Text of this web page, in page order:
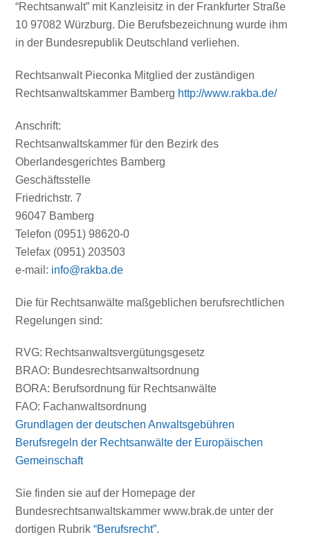
“Rechtsanwalt” mit Kanzleisitz in der Frankfurter Straße
10 97082 Würzburg. Die Berufsbezeichnung wurde ihm
in der Bundesrepublik Deutschland verliehen.
Rechtsanwalt Pieconka Mitglied der zuständigen
Rechtsanwaltskammer Bamberg http://www.rakba.de/
Anschrift:
Rechtsanwaltskammer für den Bezirk des
Oberlandesgerichtes Bamberg
Geschäftsstelle
Friedrichstr. 7
96047 Bamberg
Telefon (0951) 98620-0
Telefax (0951) 203503
e-mail: info@rakba.de
Die für Rechtsanwälte maßgeblichen berufsrechtlichen
Regelungen sind:
RVG: Rechtsanwaltsvergütungsgesetz
BRAO: Bundesrechtsanwaltsordnung
BORA: Berufsordnung für Rechtsanwälte
FAO: Fachanwaltsordnung
Grundlagen der deutschen Anwaltsgebühren
Berufsregeln der Rechtsanwälte der Europäischen
Gemeinschaft
Sie finden sie auf der Homepage der
Bundesrechtsanwaltskammer www.brak.de unter der
dortigen Rubrik“Berufsrecht”.